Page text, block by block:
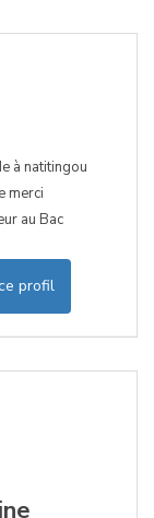
à natitingou
merci
au Bac
profil